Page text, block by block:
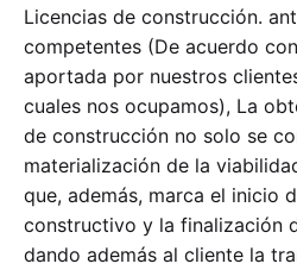
Licencias de construcción.
competentes (De acuerdo
aportada por nuestros
cuales nos ocupamos), La
de construcción no solo se
materialización de la
que, además, marca el inicio
constructivo y la finalización
dando además al cliente la